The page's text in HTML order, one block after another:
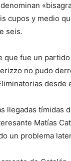
cupos y medio
seis.
que fue un
no pudo
desde
llegadas tímidas
Matías
un problema